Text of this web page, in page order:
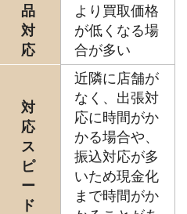
品
対
応
より買取価格
が低くなる場
合が多い
対
応
ス
ピ
ー
ド
近隣に店舗が
なく、出張対
応に時間がか
かる場合や、
振込対応が多
いため現金化
まで時間がか